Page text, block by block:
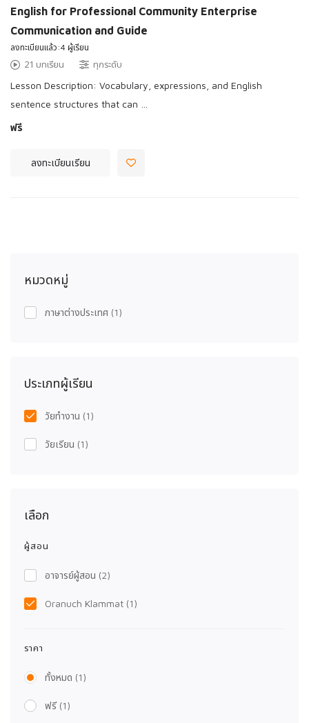
หมวดหมู่
ภาษาต่างประเทศ (1)
ประเภทผู้เรียน
วัยทำงาน (1)
วัยเรียน (1)
เลือก
ผู้สอน
อาจารย์ผู้สอน (2)
Oranuch Klammat (1)
ราคา
ทั้งหมด (1)
ฟรี (1)
English for Professional Community Enterprise
Communication and Guide
ลงทะเบียนแล้ว:4 ผู้เรียน
21 บทเรียน ทุกระดับ
Lesson Description: Vocabulary, expressions, and English
sentence structures that can …
ฟรี
ลงทะเบียนเรียน